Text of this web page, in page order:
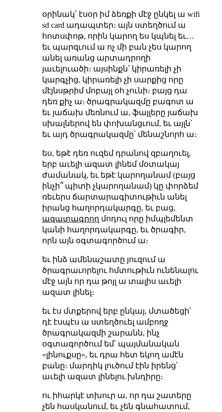
օրինակ՝ էսօր իմ ձեռքի մէջ ընկել ա wifi
sd card ադապտեր։ այն ստեղծում ա
հոտսփոթ, որին կարող ես կպնել եւ…
եւ պարզւում ա ոչ մի բան չես կարող
անել առանց արտադրողի
յաւելուածի։ այսինքն՝ կիրառելի չի
կարգչից, կիրառելի չի սարքից որը
մէյնսթրիմ մոբայլ օհ չունի։ բայց դա
դեռ քիչ ա։ ծրագրակազմը բագոտ ա
եւ յաճախ մեռնում ա, ֆայլերը յաճախ
սխալներով են փոխանցւում, եւ այլն՝
եւ այդ ծրագրակազմը՝ մենաշնորհ ա։
ես, եթէ դեռ ուզեմ դրանով զբաղուել,
երբ աւելի ազատ լինեմ մօտակայ
ժամանակ, եւ եթէ կարողանամ (բայց
ինչի՞ պիտի չկարողանամ) կը փորձեմ
ռեւերս ճարտարագիտութիւն անել
իրանց հաղորդակարգը, եւ բաց,
ազատագրող մոդուլ որը իմպլեմենտ
կանի հաղորդակարգը, եւ ծրագիր,
որն այն օգտագործում ա։
եւ ինձ ամենաշատը յուզում ա
ծրագրաւորելու հմտութիւն ունենալու
մէջ այն որ դա թոյլ ա տալիս աւելի
ազատ լինել։
եւ էս մտքերով երբ ընկայ, մտածեցի՝
դէ էսպէս ա ստեղծուել ամբողջ
ծրագրակազմի շարանն, ինչ
օգտագործում եմ՝ պայմանական
«լինուքսը», եւ դրա հետ եկող ամէն
բանը։ մարդիկ լուծում էին իրենց՝
աւելի ազատ լինելու խնդիրը։
ու իհարկէ տխուր ա, որ դա շատերը
չեն հասկանում, եւ չեն գնահատում,